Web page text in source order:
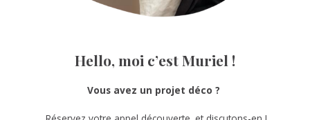
Hello, moi c’est Muriel !
Vous avez un projet déco ?